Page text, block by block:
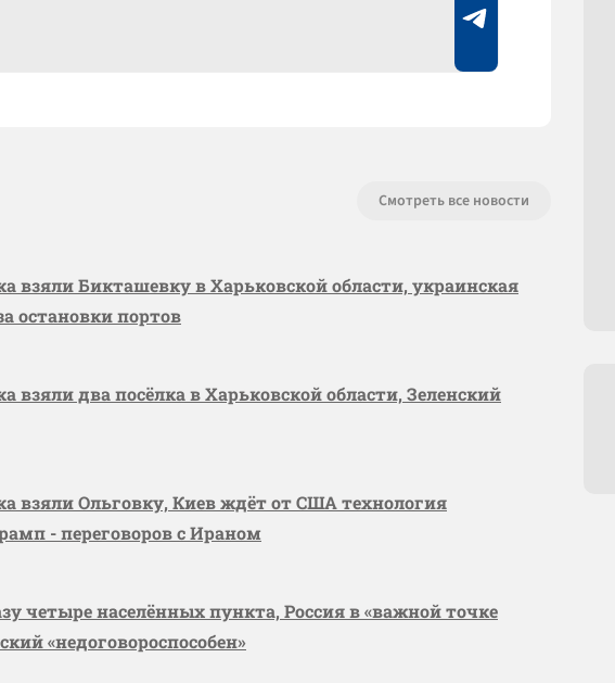
Смотреть все новости
взяли Бикташевку в Харьковской области, украинская
остановки портов
взяли два посёлка в Харьковской области, Зеленский
взяли Ольговку, Киев ждёт от США технология
- переговоров с Ираном
четыре населённых пункта, Россия в «важной точке
«недоговороспособен»